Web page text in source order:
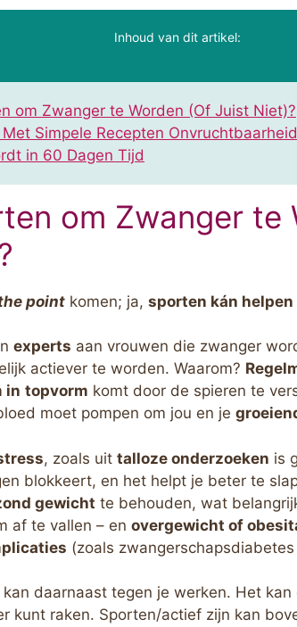
Inhoud van dit artikel:
om Zwanger te Worden (Of Juist Niet)?
Simpele Recepten
in 60 Dagen Tijd
om Zwanger te
point komen; ja, sporten kán
experts aan vrouwen die zwanger
actiever te worden. Waarom?
in topvorm komt door de spieren te
moet pompen om jou en je
, zoals uit talloze onderzoeken is
blokkeert, en het helpt je beter te
gewicht te behouden, wat
af te vallen – en overgewicht of
(zoals
kan daarnaast tegen je werken. Het
kunt raken. Sporten/actief zijn kan